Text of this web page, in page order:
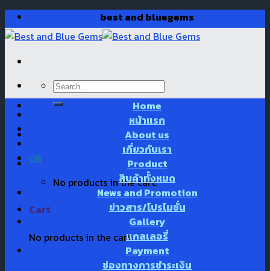
Skip
to
content
best and bluegems
Search
for:
0฿
No products in the cart.
Cart
No products in the cart.
Home
หน้าแรก
About us
เกี่ยวกับเรา
Product
สินค้าทั้งหมด
News and Promotion
ข่าวสาร/โปรโมชั่น
Gallery
แกลเลอรี่
Payment
ช่องทางการชำระเงิน